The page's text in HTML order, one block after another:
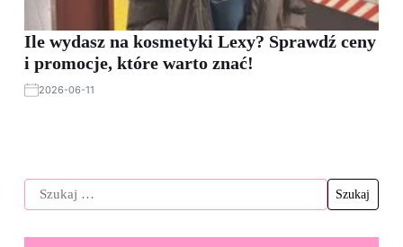
Ile wydasz na kosmetyki Lexy? Sprawdź ceny
i promocje, które warto znać!
2026-06-11